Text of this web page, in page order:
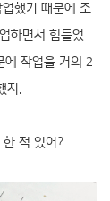
했기 때문에 조
하면서 힘들었
에 작업을 거의 2
.
한 적 있어?